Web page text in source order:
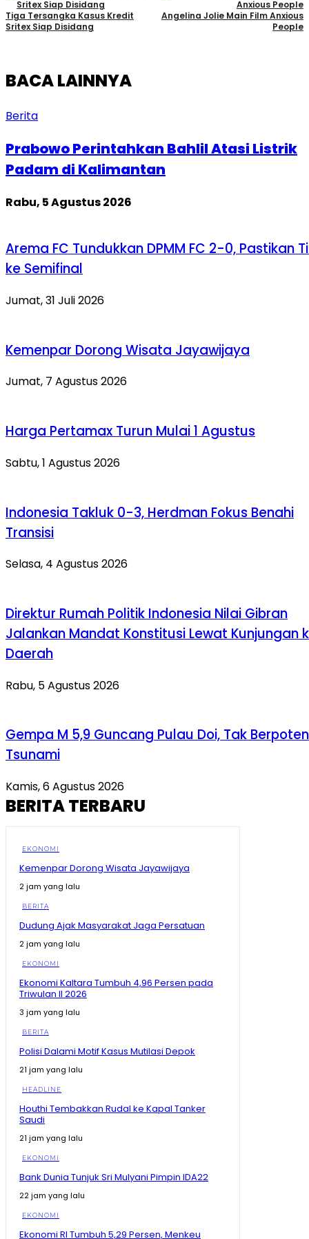
Tiga Tersangka Kasus Kredit
Sritex Siap Disidang
Angelina Jolie Main Film Anxious
People
BACA LAINNYA
Berita
Prabowo Perintahkan Bahlil Atasi Listrik
Padam di Kalimantan
Rabu, 5 Agustus 2026
Arema FC Tundukkan DPMM FC 2-0, Pastikan
ke Semifinal
Jumat, 31 Juli 2026
Kemenpar Dorong Wisata Jayawijaya
Jumat, 7 Agustus 2026
Harga Pertamax Turun Mulai 1 Agustus
Sabtu, 1 Agustus 2026
Indonesia Takluk 0-3, Herdman Fokus Benahi
Transisi
Selasa, 4 Agustus 2026
Direktur Rumah Politik Indonesia Nilai Gibran
Jalankan Mandat Konstitusi Lewat Kunjungan
Daerah
Rabu, 5 Agustus 2026
Gempa M 5,9 Guncang Pulau Doi, Tak
Tsunami
Kamis, 6 Agustus 2026
BERITA TERBARU
EKONOMI
Kemenpar Dorong Wisata Jayawijaya
2 jam yang lalu
BERITA
Dudung Ajak Masyarakat Jaga Persatuan
2 jam yang lalu
EKONOMI
Ekonomi Kaltara Tumbuh 4,96 Persen pada
Triwulan II 2026
3 jam yang lalu
BERITA
Polisi Dalami Motif Kasus Mutilasi Depok
21 jam yang lalu
HEADLINE
Houthi Tembakkan Rudal ke Kapal Tanker
Saudi
21 jam yang lalu
EKONOMI
Bank Dunia Tunjuk Sri Mulyani Pimpin IDA22
22 jam yang lalu
EKONOMI
Ekonomi RI Tumbuh 5,29 Persen, Menkeu